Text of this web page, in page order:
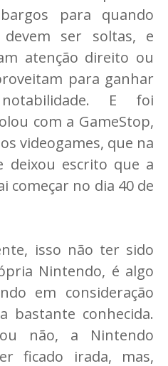
para quando
devem ser soltas, e
atenção direito ou
para ganhar
E foi
com a GameStop,
videogames, que na
deixou escrito que a
começar no dia 40 de
isso não ter sido
Nintendo, é algo
em consideração
bastante conhecida.
não, a Nintendo
ficado irada, mas,